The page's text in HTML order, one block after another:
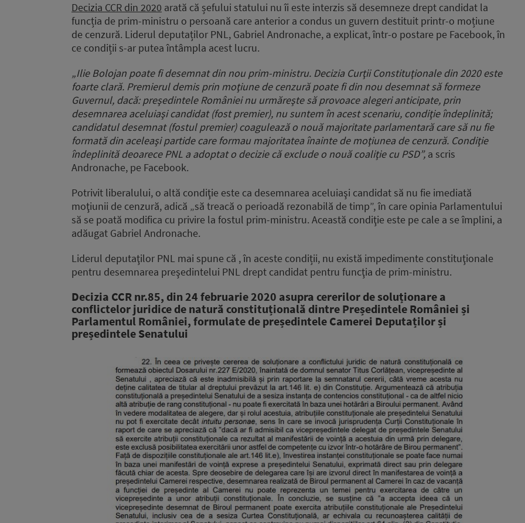
Decizia CCR din 2020 arată că șefului statului nu îi este interzis să desemneze drept candidat la
funcția de prim-ministru o persoană care anterior a condus un guvern destituit printr-o moțiune
de cenzură. Liderul deputaților PNL, Gabriel Andronache, a explicat, într-o postare pe Facebook, în
ce condiții s-ar putea întâmpla acest lucru.
„Ilie Bolojan poate fi desemnat din nou prim-ministru. Decizia Curţii Constituţionale din 2020 este
foarte clară. Premierul demis prin moţiune de cenzură poate fi din nou desemnat să formeze
Guvernul, dacă: preşedintele României nu urmăreşte să provoace alegeri anticipate, prin
desemnarea aceluiaşi candidat (fost premier), nu suntem în acest scenariu, condiţie îndeplinită;
candidatul desemnat (fostul premier) coagulează o nouă majoritate parlamentară care să nu fie
formată din aceleaşi partide care formau majoritatea înainte de moţiunea de cenzură. Condiţie
îndeplinită deoarece PNL a adoptat o decizie că exclude o nouă coaliţie cu PSD”, a scris
Andronache, pe Facebook.
Potrivit liberalului, o altă condiţie este ca desemnarea aceluiaşi candidat să nu fie imediată
moţiunii de cenzură, adică „să treacă o perioadă rezonabilă de timp”, în care opinia Parlamentului
să se poată modifica cu privire la fostul prim-ministru. Această condiţie este pe cale a se împlini, a
adăugat Gabriel Andronache.
Liderul deputaţilor PNL mai spune că , în aceste condiții, nu există impedimente constituţionale
pentru desemnarea preşedintelui PNL drept candidat pentru funcţia de prim-ministru.
Decizia CCR nr.85, din 24 februarie 2020 asupra cererilor de soluționare a
conflictelor juridice de natură constituțională dintre Președintele României și
Parlamentul României, formulate de președintele Camerei Deputaților și
președintele Senatului